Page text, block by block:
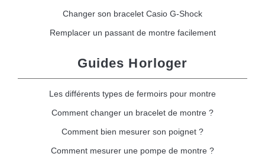
Changer son bracelet Casio G-Shock
Remplacer un passant de montre facilement
Guides Horloger
Les différents types de fermoirs pour montre
Comment changer un bracelet de montre ?
Comment bien mesurer son poignet ?
Comment mesurer une pompe de montre ?